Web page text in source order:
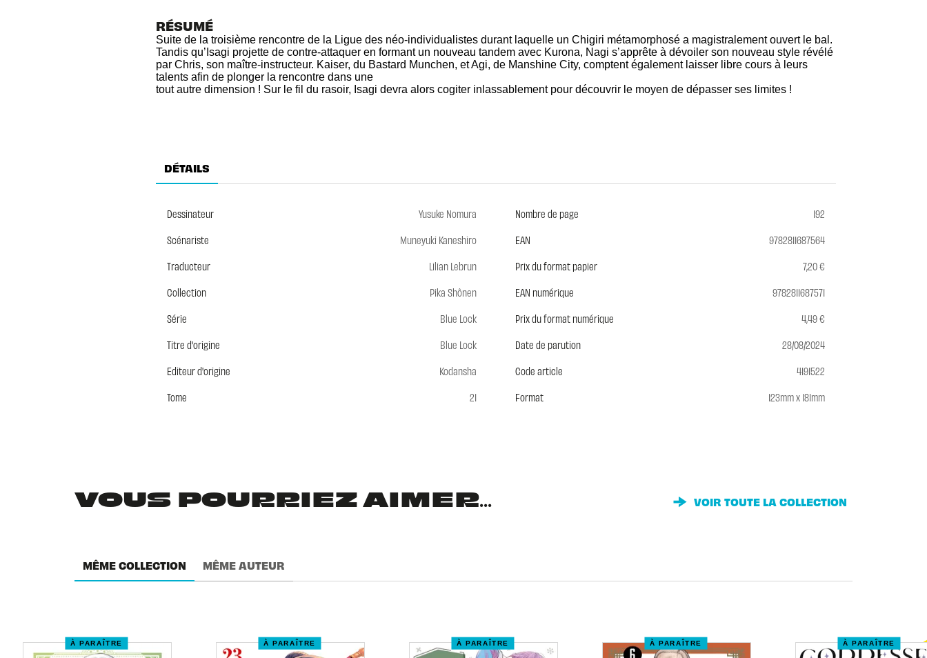
RÉSUMÉ
Suite de la troisième rencontre de la Ligue des néo-individualistes durant laquelle un Chigiri métamorphosé a magistralement ouvert le bal.
Tandis qu’Isagi projette de contre-attaquer en formant un nouveau tandem avec Kurona, Nagi s’apprête à dévoiler son nouveau style révélé
par Chris, son maître-instructeur. Kaiser, du Bastard Munchen, et Agi, de Manshine City, comptent également laisser libre cours à leurs
talents afin de plonger la rencontre dans une
tout autre dimension ! Sur le fil du rasoir, Isagi devra alors cogiter inlassablement pour découvrir le moyen de dépasser ses limites !
DÉTAILS
Dessinateur
Yusuke Nomura
Scénariste
Muneyuki Kaneshiro
Traducteur
Lilian Lebrun
Collection
Pika Shônen
Série
Blue Lock
Titre d'origine
Blue Lock
Editeur d'origine
Kodansha
Tome
21
Nombre de page
192
EAN
9782811687564
Prix du format papier
7,20 €
EAN numérique
9782811687571
Prix du format numérique
4,49 €
Date de parution
28/08/2024
Code article
4191522
Format
123mm x 181mm
VOUS POURRIEZ AIMER... VOIR TOUTE LA COLLECTION
MÊME COLLECTION MÊME AUTEUR
À PARAÎTRE À PARAÎTRE À PARAÎTRE À PARAÎTRE À PARAÎTRE